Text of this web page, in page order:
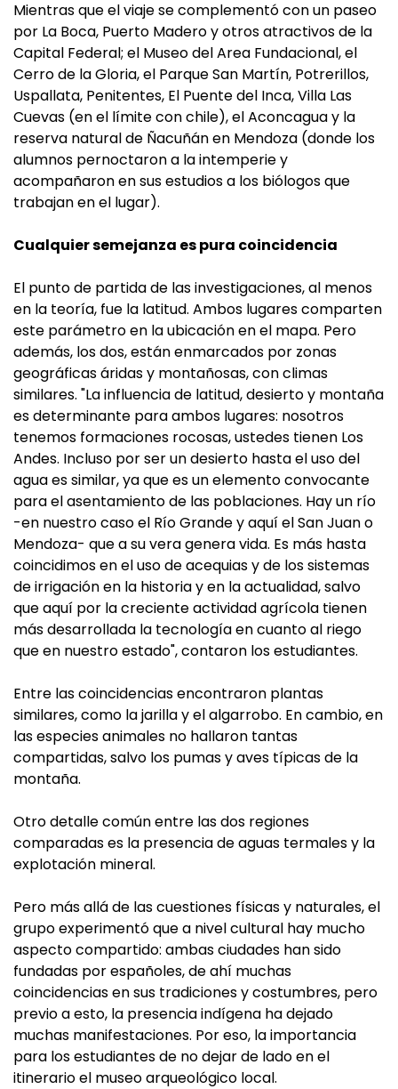
Mientras que el viaje se complementó con un paseo
por La Boca, Puerto Madero y otros atractivos de la
Capital Federal; el Museo del Area Fundacional, el
Cerro de la Gloria, el Parque San Martín, Potrerillos,
Uspallata, Penitentes, El Puente del Inca, Villa Las
Cuevas (en el límite con chile), el Aconcagua y la
reserva natural de Ñacuñán en Mendoza (donde los
alumnos pernoctaron a la intemperie y
acompañaron en sus estudios a los biólogos que
trabajan en el lugar).
Cualquier semejanza es pura coincidencia
El punto de partida de las investigaciones, al menos
en la teoría, fue la latitud. Ambos lugares comparten
este parámetro en la ubicación en el mapa. Pero
además, los dos, están enmarcados por zonas
geográficas áridas y montañosas, con climas
similares. "La influencia de latitud, desierto y montaña
es determinante para ambos lugares: nosotros
tenemos formaciones rocosas, ustedes tienen Los
Andes. Incluso por ser un desierto hasta el uso del
agua es similar, ya que es un elemento convocante
para el asentamiento de las poblaciones. Hay un río
-en nuestro caso el Río Grande y aquí el San Juan o
Mendoza- que a su vera genera vida. Es más hasta
coincidimos en el uso de acequias y de los sistemas
de irrigación en la historia y en la actualidad, salvo
que aquí por la creciente actividad agrícola tienen
más desarrollada la tecnología en cuanto al riego
que en nuestro estado", contaron los estudiantes.
Entre las coincidencias encontraron plantas
similares, como la jarilla y el algarrobo. En cambio, en
las especies animales no hallaron tantas
compartidas, salvo los pumas y aves típicas de la
montaña.
Otro detalle común entre las dos regiones
comparadas es la presencia de aguas termales y la
explotación mineral.
Pero más allá de las cuestiones físicas y naturales, el
grupo experimentó que a nivel cultural hay mucho
aspecto compartido: ambas ciudades han sido
fundadas por españoles, de ahí muchas
coincidencias en sus tradiciones y costumbres, pero
previo a esto, la presencia indígena ha dejado
muchas manifestaciones. Por eso, la importancia
para los estudiantes de no dejar de lado en el
itinerario el museo arqueológico local.